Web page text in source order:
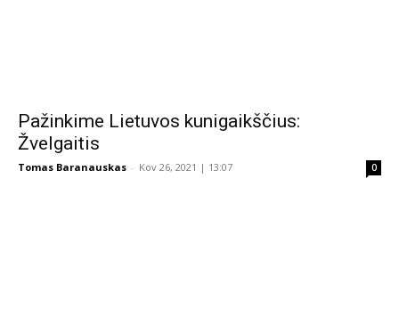
Pažinkime Lietuvos kunigaikščius:
Žvelgaitis
Tomas Baranauskas - Kov 26, 2021 | 13:07 0